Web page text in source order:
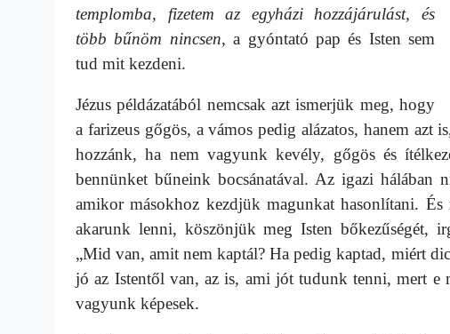
templomba, fizetem az egyházi hozzájárulást, és
több bűnöm nincsen, a gyóntató pap és Isten sem
tud mit kezdeni.
Jézus példázatából nemcsak azt ismerjük meg, hogy
a farizeus gőgös, a vámos pedig alázatos, hanem
hozzánk, ha nem vagyunk kevély, gőgös és
bennünket bűneink bocsánatával. Az igazi hálában
amikor másokhoz kezdjük magunkat hasonlítani. És
akarunk lenni, köszönjük meg Isten bőkezűségét,
„Mid van, amit nem kaptál? Ha pedig kaptad, miért
jó az Istentől van, az is, ami jót tudunk tenni, mert e
vagyunk képesek.